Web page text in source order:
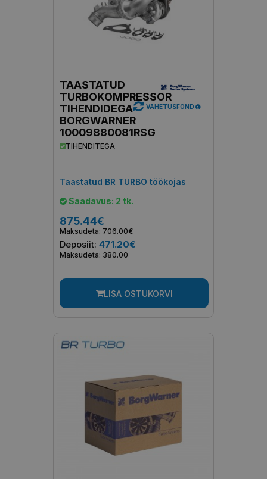
TAASTATUD
TURBOKOMPRESSOR
TIHENDIDEGA
BORGWARNER
10009880081RSG
TIHENDITEGA
Taastatud BR TURBO töökojas
Saadavus: 2 tk.
875.44€
Maksudeta: 706.00€
Deposiit: 471.20€
Maksudeta: 380.00
VAHETUSFOND
LISA OSTUKORVI